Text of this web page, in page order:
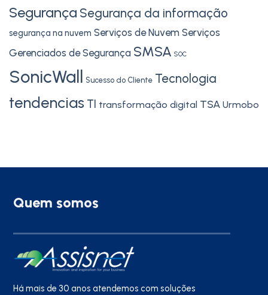
Segurança Segurança da informação
segurança na nuvem Serviços de Nuvem Serviços
Gerenciados de Segurança SMSA SOC
SonicWall Sucesso do Cliente Tecnologia
tendencias TI transformação digital TSA Urmobo
Quem somos
Há mais de 30 anos atendemos com soluções